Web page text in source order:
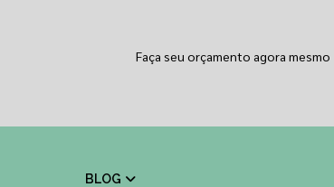
Faça seu orçamento agora mesmo
BLOG